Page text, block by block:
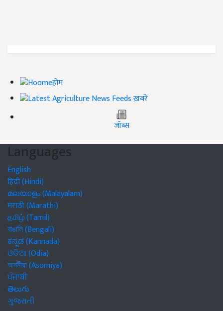
होम
ख़बरें
जॉब्स
Languages
English
हिंदी (Hindi)
മലയാളം (Malayalam)
मराठी (Marathi)
தமிழ் (Tamil)
বাঙালি (Bengali)
ಕನ್ನಡ (Kannada)
ଓଡିଆ (Odia)
অসমীয়া (Asomiya)
ਪੰਜਾਬੀ
తెలుగు
ગુજરાતી